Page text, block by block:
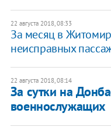
22 августа 2018, 08:33
За месяц в
неисправных
22 августа 2018, 08:14
За сутки на
военнослужащих